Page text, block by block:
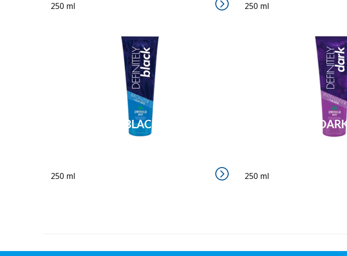
250 ml 250 ml
DEFINITELY BLACK
250 ml
DEFINITELY DARK
250 ml